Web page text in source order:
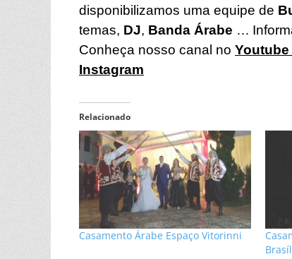
disponibilizamos uma equipe de
temas, DJ, Banda Árabe …
Conheça nosso canal no Youtube
Instagram
Relacionado
Casamento Árabe Espaço Vitorinni